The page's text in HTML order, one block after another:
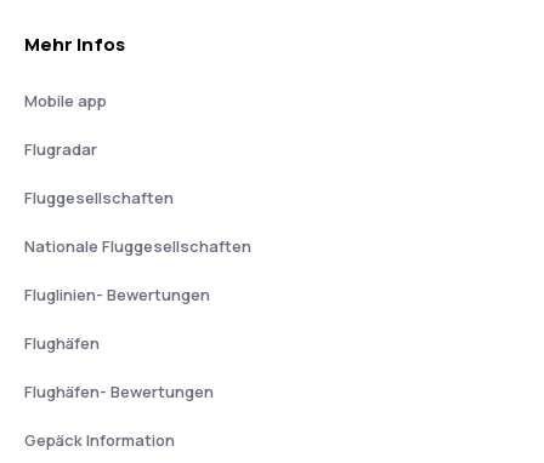
Mehr Infos
Mobile app
Flugradar
Fluggesellschaften
Nationale Fluggesellschaften
Fluglinien- Bewertungen
Flughäfen
Flughäfen- Bewertungen
Gepäck Information